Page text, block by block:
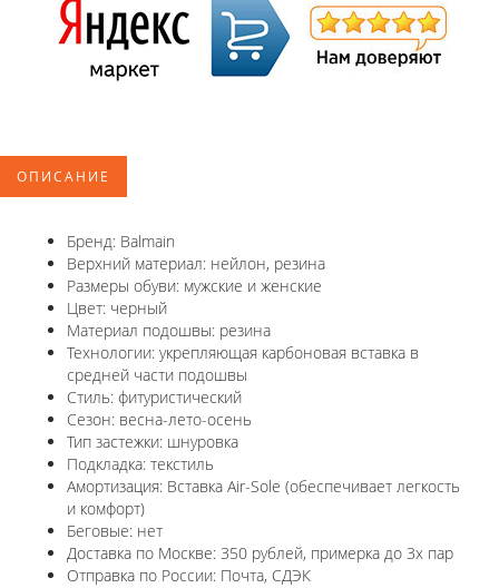
ОПИСАНИЕ
Бренд: Balmain
Верхний материал: нейлон, резина
Размеры обуви: мужские и женские
Цвет: черный
Материал подошвы: резина
Технологии: укрепляющая карбоновая вставка в
средней части подошвы
Стиль: фитуристический
Сезон: весна-лето-осень
Тип застежки: шнуровка
Подкладка: текстиль
Амортизация: Вставка Air-Sole (обеспечивает легкость
и комфорт)
Беговые: нет
Доставка по Москве: 350 рублей, примерка до 3х пар
Отправка по России: Почта, СДЭК